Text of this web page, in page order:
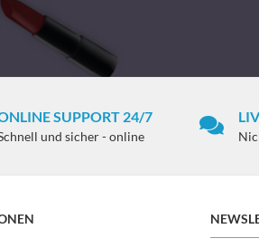
SUPPORT 24/7
und sicher - online